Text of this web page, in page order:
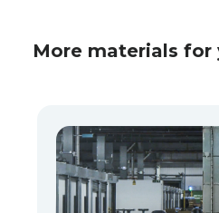
More materials for